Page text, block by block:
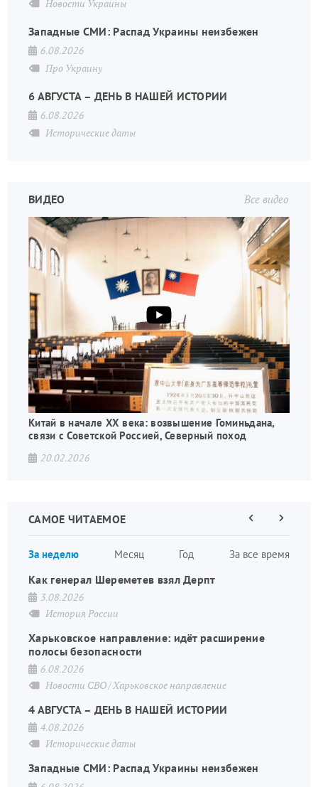
Новости Украины
Западные СМИ: Распад Украины неизбежен
6.08.2026
Про Украину
6 АВГУСТА – ДЕНЬ В НАШЕЙ ИСТОРИИ
6.08.2026
Исторические даты
Все видео
ВИДЕО
Китай в начале XX века: возвышение Гоминьдана,
связи с Советской Россией, Северный поход
20.02.2026
САМОЕ ЧИТАЕМОЕ
За неделю Месяц Год За все время
страниц
ПредыдущаяСледующая
Как генерал Шереметев взял Дерпт
3.08.2026
История России
Харьковское направление: идёт расширение
полосы безопасности
6.08.2026
Новости СВО Харьковское направление
4 АВГУСТА – ДЕНЬ В НАШЕЙ ИСТОРИИ
4.08.2026
Исторические даты
Западные СМИ: Распад Украины неизбежен